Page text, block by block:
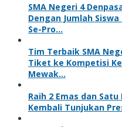
SMA Negeri 4
Dengan Jumlah
Se-Pro…
Tim Terbaik SMA
Tiket ke Kompetisi
Mewak…
Raih 2 Emas dan
Kembali Tunjukan